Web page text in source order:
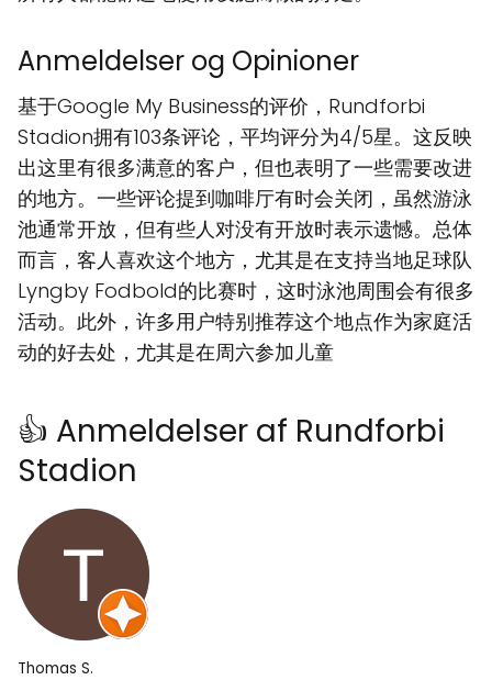
Anmeldelser og Opinioner
基于Google My Business的评价，Rundforbi
Stadion拥有103条评论，平均评分为4/5星。这反映
出这里有很多满意的客户，但也表明了一些需要改进
的地方。一些评论提到咖啡厅有时会关闭，虽然游泳
池通常开放，但有些人对没有开放时表示遗憾。总体
而言，客人喜欢这个地方，尤其是在支持当地足球队
Lyngby Fodbold的比赛时，这时泳池周围会有很多
活动。此外，许多用户特别推荐这个地点作为家庭活
动的好去处，尤其是在周六参加儿童
👍 Anmeldelser af Rundforbi
Stadion
Thomas S.